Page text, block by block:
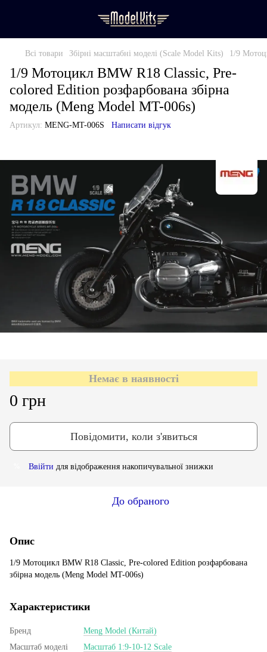
Всі товари Збірні масштабні моделі (Scale Model Kits) 1/9
1/9 Мотоцикл BMW R18 Classic, Pre-
colored Edition розфарбована збірна
модель (Meng Model MT-006s)
Артикул: MENG-MT-006S Написати відгук
Немає в наявності
0 грн
Повідомити, коли з'явиться
Ввійти для відображення накопичувальної знижки
До обраного
Опис
1/9 Мотоцикл BMW R18 Classic, Pre-colored Edition розфарбована
збірна модель (Meng Model MT-006s)
Характеристики
Бренд
Meng Model (Китай)
Масштаб моделі
Масштаб 1:9-10-12 Scale